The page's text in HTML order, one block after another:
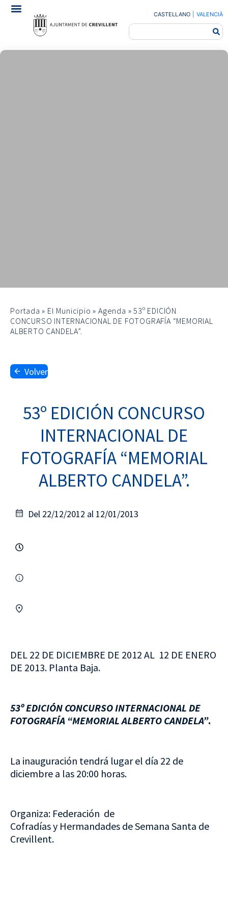
CASTELLANO VALENCIÀ
Portada » El Municipio »Agenda »53º EDICIÓN
CONCURSO INTERNACIONAL DE FOTOGRAFÍA “MEMORIAL
ALBERTO CANDELA”.
Volver
53º EDICIÓN CONCURSO
INTERNACIONAL DE
FOTOGRAFÍA “MEMORIAL
ALBERTO CANDELA”.
Del 22/12/2012 al 12/01/2013
DEL 22 DE DICIEMBRE DE 2012 AL 12 DE ENERO
DE 2013. Planta Baja.
53º EDICIÓN CONCURSO INTERNACIONAL DE
FOTOGRAFÍA “MEMORIAL ALBERTO CANDELA”.
La inauguración tendrá lugar el día 22 de
diciembre a las 20:00 horas.
Organiza: Federación de
Cofradías y Hermandades de Semana Santa de
Crevillent.